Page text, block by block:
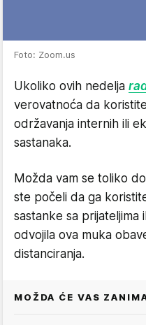
Foto: Zoom.us
Ukoliko ovih nedelja
verovatnoća da koristite
održavanja internih ili
sastanaka.
Možda vam se toliko
ste počeli da ga
sastanke sa prijateljima
odvojila ova muka
distanciranja.
MOŽDA ĆE VAS